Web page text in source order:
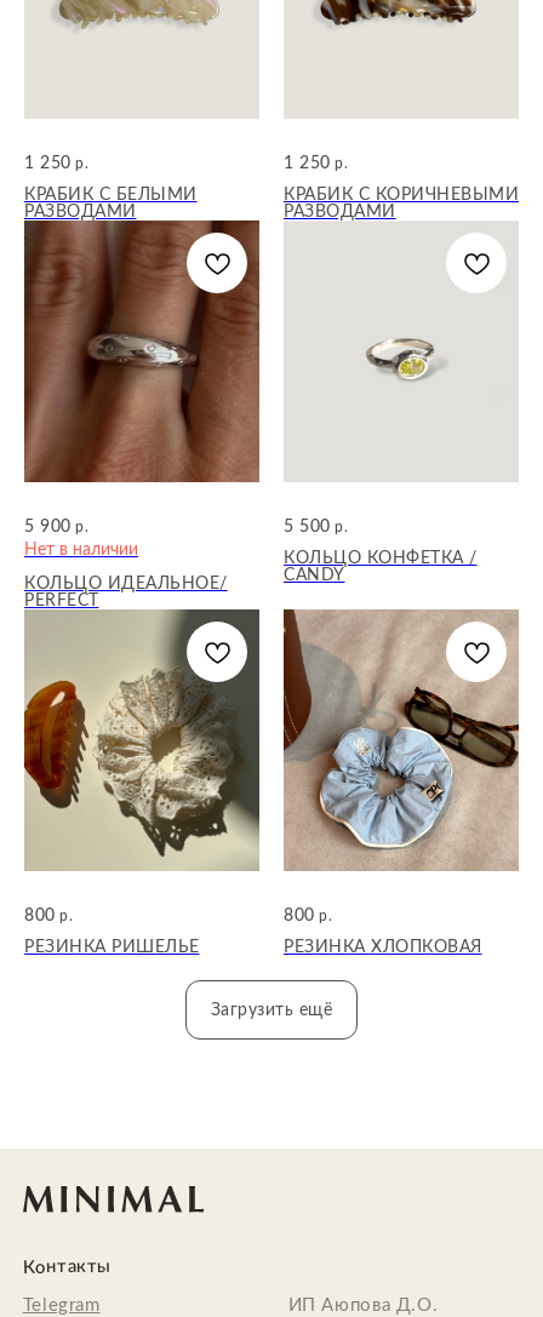
1 250 р.
КРАБИК С БЕЛЫМИ
РАЗВОДАМИ
1 250 р.
КРАБИК С КОРИЧНЕВЫМИ
РАЗВОДАМИ
5 900 р.
Нет в наличии
КОЛЬЦО ИДЕАЛЬНОЕ/
PERFECT
5 500 р.
КОЛЬЦО КОНФЕТКА /
CANDY
800 р.
РЕЗИНКА РИШЕЛЬЕ
800 р.
РЕЗИНКА ХЛОПКОВАЯ
Загрузить ещё
Ⓒ 2025 MINIMAL
JEWELRY FOR